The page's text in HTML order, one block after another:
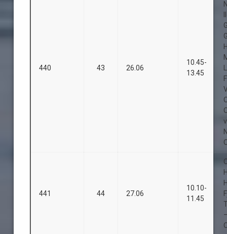
440 43 26.06
10.45-
13.45
441 44 27.06
10.10-
11.45